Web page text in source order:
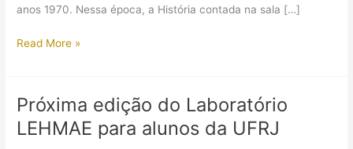
anos 1970. Nessa época, a História contada na sala […]
(Artigo
Egito
também
Read More »
Próxima edição do Laboratório
LEHMAE para alunos da UFRJ